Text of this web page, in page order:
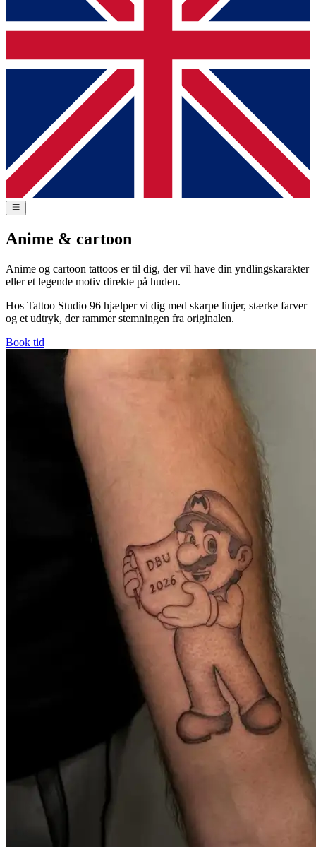
Anime & cartoon
Anime og cartoon tattoos er til dig, der vil have din yndlingskarakter
eller et legende motiv direkte på huden.
Hos Tattoo Studio 96 hjælper vi dig med skarpe linjer, stærke farver
og et udtryk, der rammer stemningen fra originalen.
Book tid